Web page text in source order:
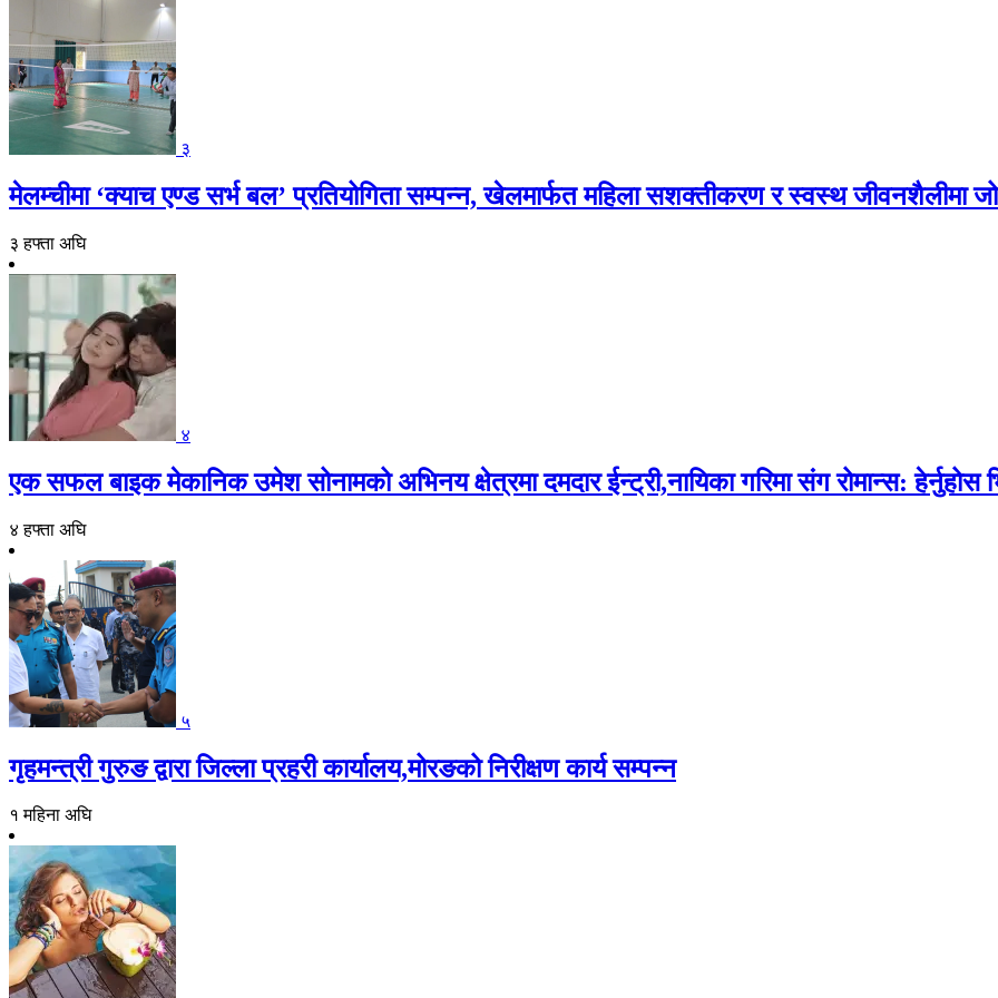
३
मेलम्चीमा ‘क्याच एण्ड सर्भ बल’ प्रतियोगिता सम्पन्न, खेलमार्फत महिला सशक्तीकरण र स्वस्थ जीवनशैलीमा
३ हफ्ता अघि
४
एक सफल बाइक मेकानिक उमेश सोनामको अभिनय क्षेत्रमा दमदार ईन्ट्री,नायिका गरिमा संग रोमान्स: हेर्नुहोस
४ हफ्ता अघि
५
गृहमन्त्री गुरुङ द्वारा जिल्ला प्रहरी कार्यालय,मोरङको निरीक्षण कार्य सम्पन्न
१ महिना अघि